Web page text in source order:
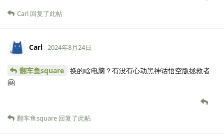
Carl 回复了此帖
Carl 2024年8月24日
翻车鱼square
换的啥电脑？有没有心动黑神话悟空版拯救者
🤗
翻车鱼square 回复了此帖